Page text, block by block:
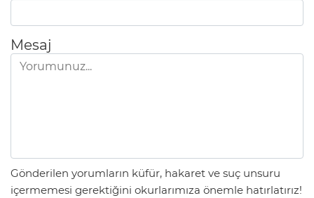
Mesaj
Gönderilen yorumların küfür, hakaret ve suç unsuru
içermemesi gerektiğini okurlarımıza önemle hatırlatırız!